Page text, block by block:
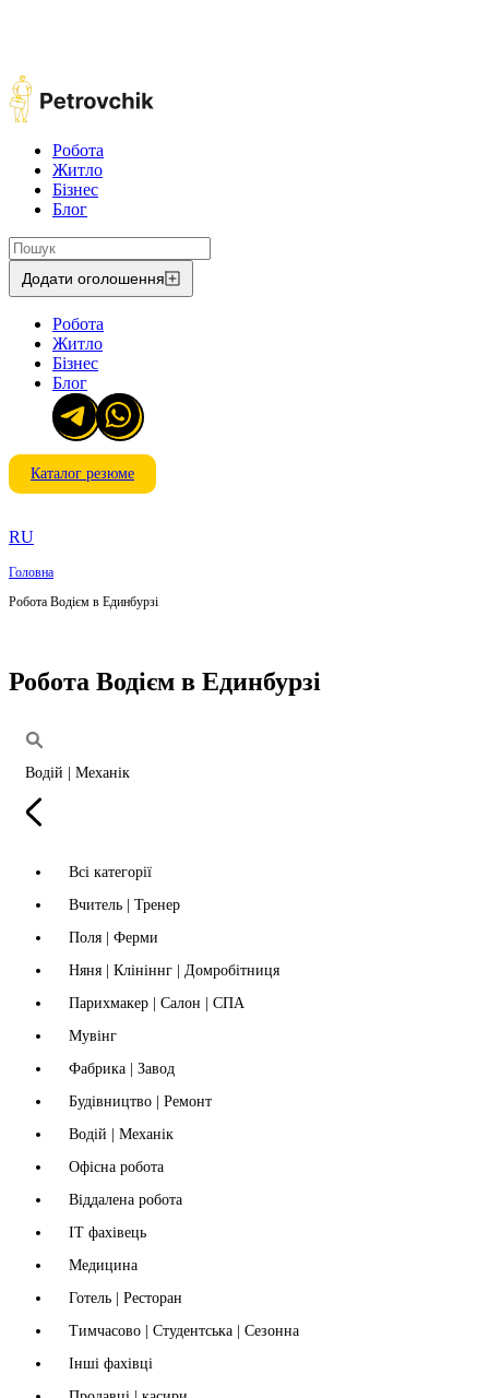
Робота
Житло
Бізнес
Блог
Додати оголошення
Робота
Житло
Бізнес
Блог
Каталог резюме
RU
Головна
Робота Водієм в Единбурзі
Робота Водієм в Единбурзі
Водій | Механік
Всі категорії
Вчитель | Тренер
Поля | Ферми
Няня | Клініннг | Домробітниця
Парихмакер | Салон | СПА
Мувінг
Фабрика | Завод
Будівництво | Ремонт
Водій | Механік
Офісна робота
Віддалена робота
IT фахівець
Медицина
Готель | Ресторан
Тимчасово | Студентська | Сезонна
Інші фахівці